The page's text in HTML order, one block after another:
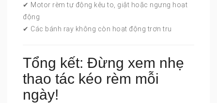
✔ Motor rèm tự động kêu to, giật hoặc ngưng hoạt
động
✔ Các bánh ray không còn hoạt động trơn tru
Tổng kết: Đừng xem nhẹ
thao tác kéo rèm mỗi
ngày!